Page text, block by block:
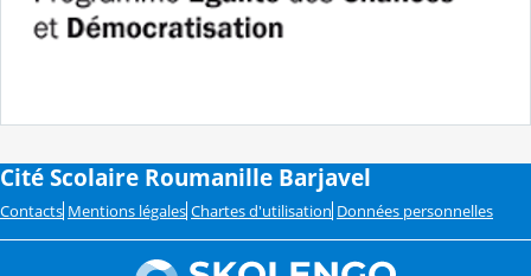
Cité Scolaire Roumanille Barjavel
Contacts Mentions légales Chartes d'utilisation Données personnelles